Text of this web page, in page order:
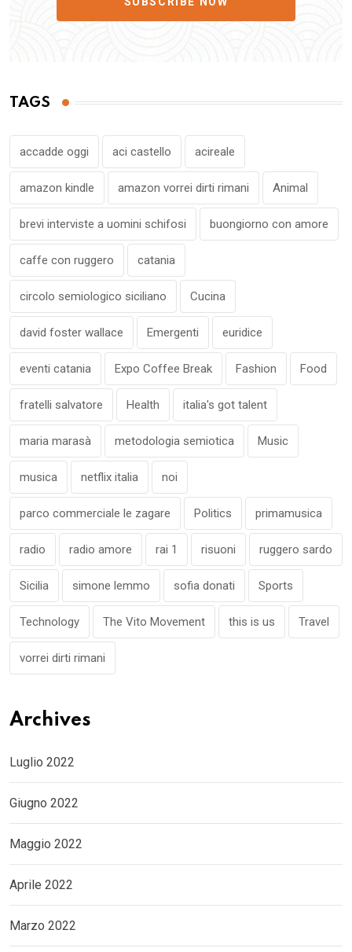
TAGS
accadde oggi aci castello acireale
amazon kindle amazon vorrei dirti rimani Animal
brevi interviste a uomini schifosi buongiorno con amore
caffe con ruggero catania
circolo semiologico siciliano Cucina
david foster wallace Emergenti euridice
eventi catania Expo Coffee Break Fashion Food
fratelli salvatore Health italia's got talent
maria marasà metodologia semiotica Music
musica netflix italia noi
parco commerciale le zagare Politics primamusica
radio radio amore rai 1 risuoni ruggero sardo
Sicilia simone lemmo sofia donati Sports
Technology The Vito Movement this is us Travel
vorrei dirti rimani
Archives
Luglio 2022
Giugno 2022
Maggio 2022
Aprile 2022
Marzo 2022